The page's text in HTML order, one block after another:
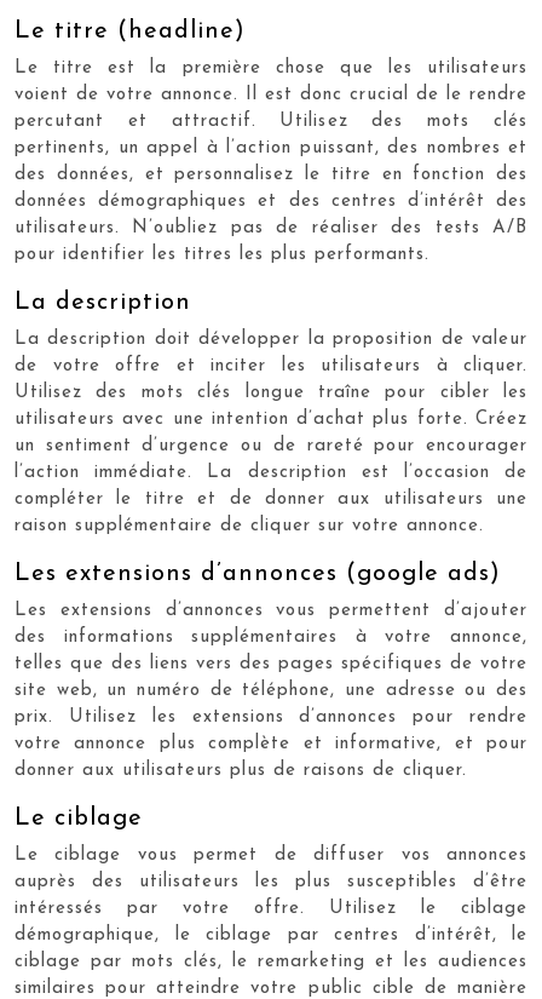
Le titre (headline)
Le titre est la première chose que les utilisateurs
voient de votre annonce. Il est donc crucial de le rendre
percutant et attractif. Utilisez des mots clés
pertinents, un appel à l’action puissant, des nombres et
des données, et personnalisez le titre en fonction des
données démographiques et des centres d’intérêt des
utilisateurs. N’oubliez pas de réaliser des tests A/B
pour identifier les titres les plus performants.
La description
La description doit développer la proposition de valeur
de votre offre et inciter les utilisateurs à cliquer.
Utilisez des mots clés longue traîne pour cibler les
utilisateurs avec une intention d’achat plus forte. Créez
un sentiment d’urgence ou de rareté pour encourager
l’action immédiate. La description est l’occasion de
compléter le titre et de donner aux utilisateurs une
raison supplémentaire de cliquer sur votre annonce.
Les extensions d’annonces (google ads)
Les extensions d’annonces vous permettent d’ajouter
des informations supplémentaires à votre annonce,
telles que des liens vers des pages spécifiques de votre
site web, un numéro de téléphone, une adresse ou des
prix. Utilisez les extensions d’annonces pour rendre
votre annonce plus complète et informative, et pour
donner aux utilisateurs plus de raisons de cliquer.
Le ciblage
Le ciblage vous permet de diffuser vos annonces
auprès des utilisateurs les plus susceptibles d’être
intéressés par votre offre. Utilisez le ciblage
démographique, le ciblage par centres d’intérêt, le
ciblage par mots clés, le remarketing et les audiences
similaires pour atteindre votre public cible de manière